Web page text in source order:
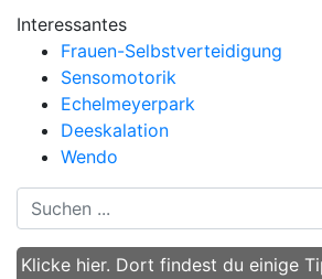
Interessantes
Frauen-Selbstverteidigung
Sensomotorik
Echelmeyerpark
Deeskalation
Wendo
Klicke hier. Dort findest du einige